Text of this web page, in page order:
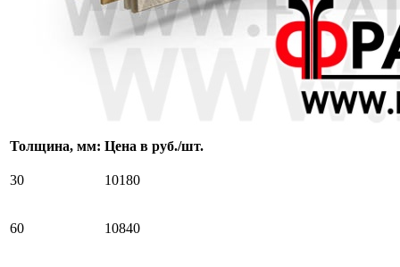
Толщина, мм: Цена в руб./шт.
30 10180
60 10840